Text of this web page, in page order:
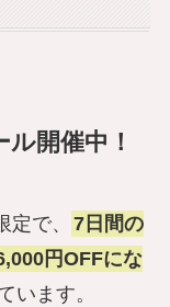
開催中！
で、
7日間の
円OFFにな
います。